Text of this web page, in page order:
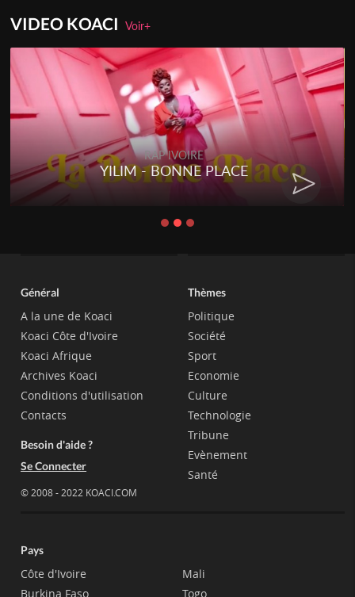
VIDEO KOACIVoir+
RAP IVOIRE
YILIM - BONNE PLACE
Général
A la une de Koaci
Koaci Côte d'Ivoire
Koaci Afrique
Archives Koaci
Conditions d'utilisation
Contacts
Besoin d'aide ?
Se Connecter
© 2008 - 2022 KOACI.COM
Thèmes
Politique
Société
Sport
Economie
Culture
Technologie
Tribune
Evènement
Santé
Pays
Côte d'Ivoire
Burkina Faso
Mali
Togo